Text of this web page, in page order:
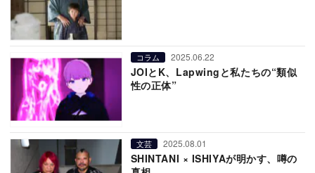
コラム 2025.06.22
JOIとK、Lapwingと私たちの“類似
性の正体”
文芸 2025.08.01
SHINTANI × ISHIYAが明かす、噂の